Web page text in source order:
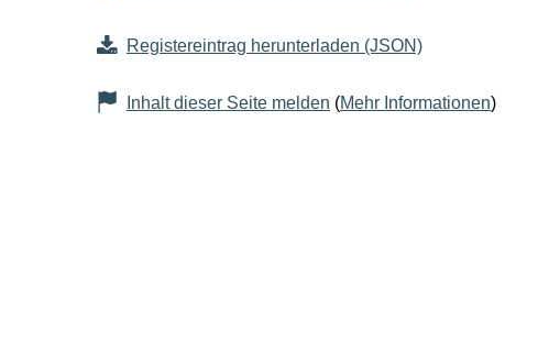
Registereintrag herunterladen (JSON)
Inhalt dieser Seite melden (Mehr Informationen)